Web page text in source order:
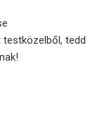
testközelből, tedd